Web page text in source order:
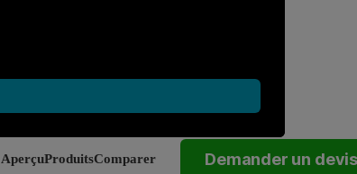
AperçuProduitsComparer Demander un devis